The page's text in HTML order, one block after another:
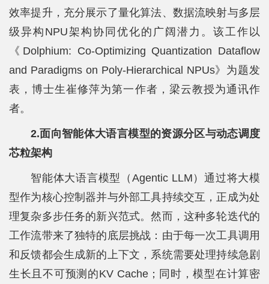
效率提升，充分展示了量化算法、数据流映射与多层
级异构NPU架构协同优化的广阔潜力。该工作以
《Dolphium: Co-Optimizing Quantization Dataflow
and Paradigms on Poly-Hierarchical NPUs》为题发
表，博士生崔修萍为第一作者，梁云教授为通讯作
者。
2.面向智能体大语言模型的资源分区与动态调度
芯粒架构
智能体大语言模型（Agentic LLM）通过将大模
型作为核心控制器并与外部工具持续交互，正成为处
理复杂多步任务的新兴范式。然而，这种多轮迭代的
工作流带来了独特的底层挑战：由于每一次工具调用
和反馈都会生成新的上下文，系统需要处理持续急剧
生长且不可预测的KV Cache；同时，模型在计算密